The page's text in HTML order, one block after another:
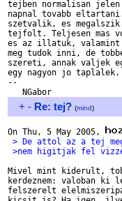
tejben normalisan
napnal tovabb
szetvalik, es
tejfolt. Teljesen mas
es az illatuk,
meg tudok inni, de
szereti, annak valjek
egy nagyon jo taplalek.
--
+ - Re: tej? (mind)
On Thu, 5 May 2005,
> De attol az a tej
>nem higitjak fel
Mivel mint kiderult,
kerdeznem: valoban ki
felszerelt